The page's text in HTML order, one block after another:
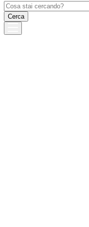
Ricerca
per: